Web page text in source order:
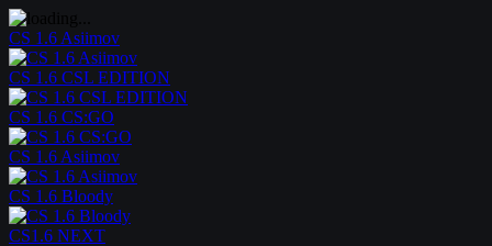
CS 1.6 Asiimov
CS 1.6 CSL EDITION
CS 1.6 CS:GO
CS 1.6 Asiimov
CS 1.6 Bloody
CS1.6 NEXT